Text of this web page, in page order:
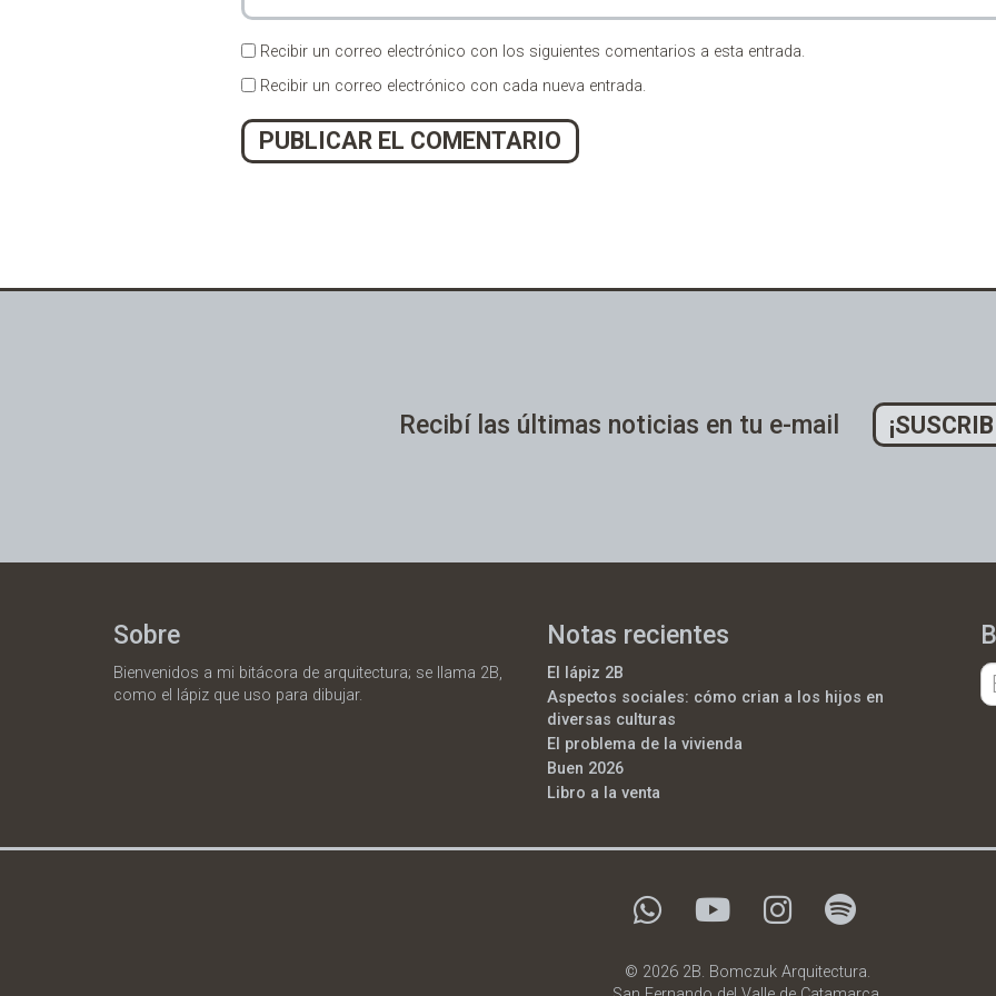
Recibir un correo electrónico con los siguientes comentarios a esta entrada.
Recibir un correo electrónico con cada nueva entrada.
Recibí las últimas noticias en tu e-mail
Sobre
Bienvenidos a mi bitácora de arquitectura; se llama 2B,
como el lápiz que uso para dibujar.
Notas recientes
El lápiz 2B
Aspectos sociales: cómo crian a los hijos en
diversas culturas
El problema de la vivienda
Buen 2026
Libro a la venta
© 2026 2B. Bomczuk Arquitectura.